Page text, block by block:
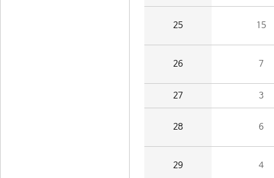
25 15
26 7
27 3
28 6
29 4